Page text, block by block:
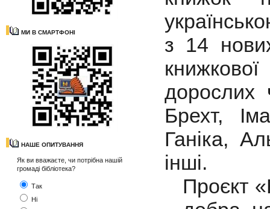
МИ В СМАРТФОНІ
НАШЕ ОПИТУВАННЯ
Як ви вважаєте, чи потрібна нашій
громаді бібліотека?
Так
Ні
з 14
дорослих
Брехт,
Ганіка,
інші.
Проєкт